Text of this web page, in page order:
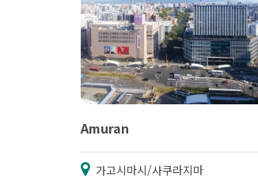
Amuran
가고시마시/사쿠라지마